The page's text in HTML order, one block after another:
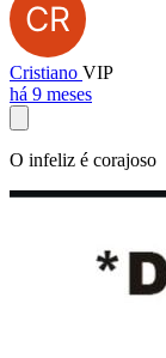
Cristiano VIP
há 9 meses
O infeliz é corajoso